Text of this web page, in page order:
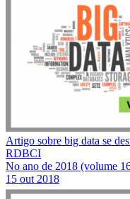
Artigo sobre big data se
RDBCI
No ano de 2018 (volume
15 out 2018